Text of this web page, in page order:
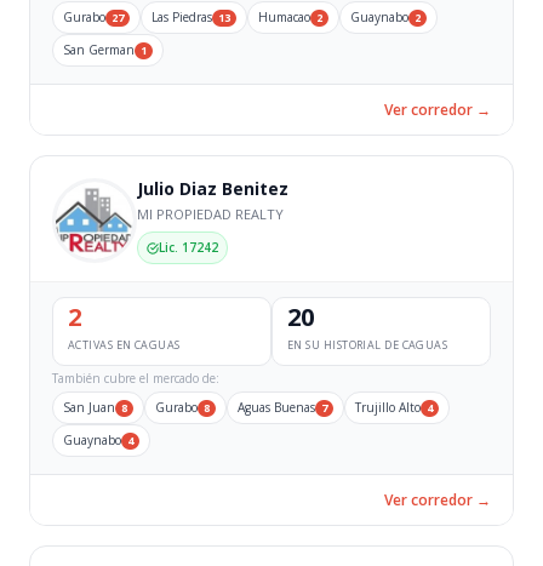
Gurabo 27 Las Piedras 13 Humacao 2 Guaynabo 2
San German 1
Ver corredor →
Julio Diaz Benitez
MI PROPIEDAD REALTY
Lic. 17242
2
ACTIVAS EN CAGUAS
20
EN SU HISTORIAL DE CAGUAS
También cubre el mercado de:
San Juan 8 Gurabo 8 Aguas Buenas 7 Trujillo Alto 4
Guaynabo 4
Ver corredor →